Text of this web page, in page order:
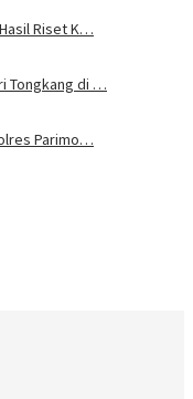
Riset K…
Tongkang di …
Parimo…